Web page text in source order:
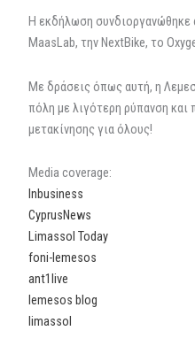
Η εκδήλωση
MaasLab, την NextBike, το
Με δράσεις όπως αυτή, η
πόλη με λιγότερη ρύπανση και
μετακίνησης για όλους!
Media coverage:
Inbusiness
CyprusNews
Limassol Today
foni-lemesos
ant1live
lemesos blog
limassol